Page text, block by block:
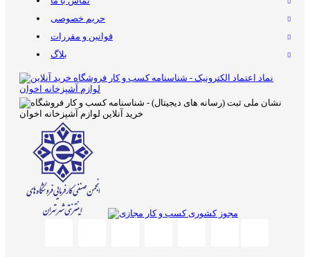
حریم خصوصی
قوانین و مقررات
بلاگ